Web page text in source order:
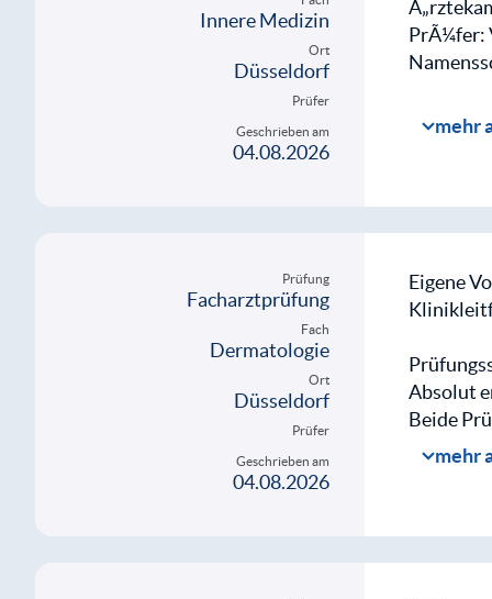
Innere Medizin
Ort
Düsseldorf
Prüfer
Geschrieben am
04.08.2026
PrÃ¼fer:
Rahmen
PrÃ¼fer
Fall 1:
mehr
Prüfung
Facharztprüfung
Fach
Dermatologie
Ort
Düsseldorf
Prüfer
Geschrieben am
04.08.2026
Eigene
Absolut
Beide
undmehr